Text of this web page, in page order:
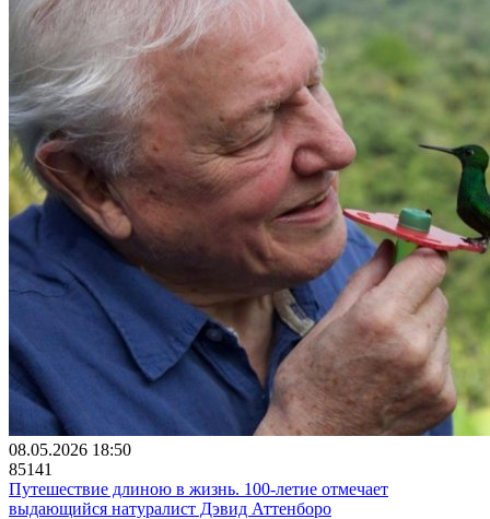
08.05.2026 18:50
85141
Путешествие длиною в жизнь. 100-летие отмечает
выдающийся натуралист Дэвид Аттенборо